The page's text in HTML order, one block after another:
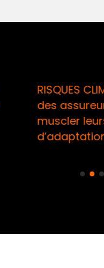
/ Appel
non-vie à
dispositifs
et prévention